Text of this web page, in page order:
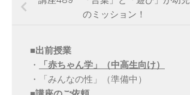
のミッション！
■出前授業
・
「赤ちゃん学」（中高生向け）
・「みんなの性」（準備中）